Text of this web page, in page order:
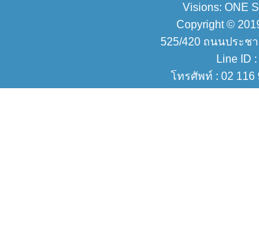
Visions: ONE
Copyright ©
525/420 ถนนประช
Line ID
โทรศัพท์ : 02 116